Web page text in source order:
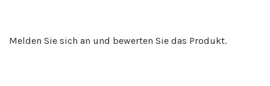
Melden Sie sich an und bewerten Sie das Produkt.